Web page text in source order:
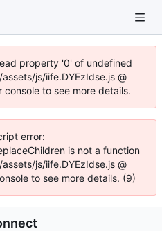
property '0' of undefined
js/iife.DYEzIdse.js @
to see more details.
error:
is not a function
js/iife.DYEzIdse.js @
to see more details. (9)